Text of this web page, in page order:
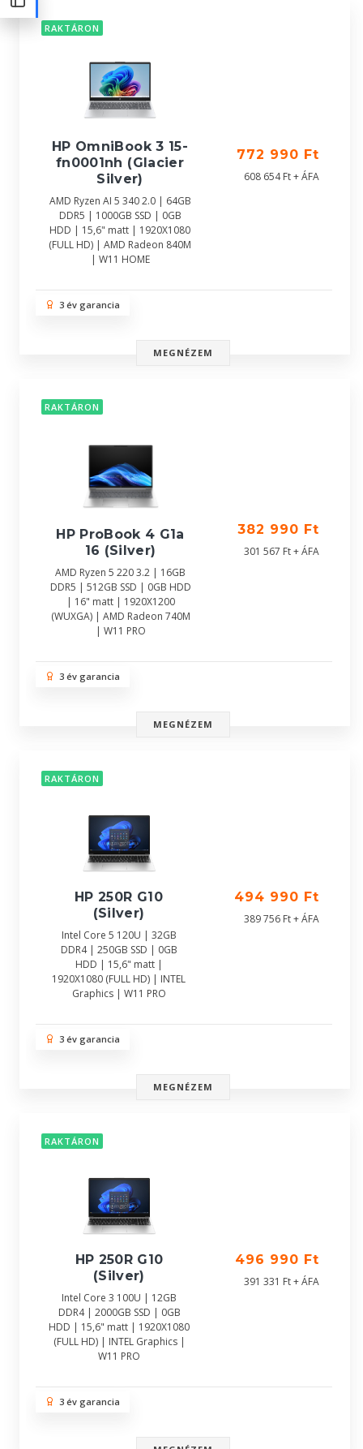
RAKTÁRON
HP OmniBook 3 15-
fn0001nh (Glacier
Silver)
AMD Ryzen AI 5 340 2.0 | 64GB
DDR5 | 1000GB SSD | 0GB
HDD | 15,6" matt | 1920X1080
(FULL HD) | AMD Radeon 840M
| W11 HOME
772 990 Ft
608 654 Ft + ÁFA
3 év garancia
MEGNÉZEM
RAKTÁRON
HP ProBook 4 G1a
16 (Silver)
AMD Ryzen 5 220 3.2 | 16GB
DDR5 | 512GB SSD | 0GB HDD
| 16" matt | 1920X1200
(WUXGA) | AMD Radeon 740M
| W11 PRO
382 990 Ft
301 567 Ft + ÁFA
3 év garancia
MEGNÉZEM
RAKTÁRON
HP 250R G10
(Silver)
Intel Core 5 120U | 32GB
DDR4 | 250GB SSD | 0GB
HDD | 15,6" matt |
1920X1080 (FULL HD) | INTEL
Graphics | W11 PRO
494 990 Ft
389 756 Ft + ÁFA
3 év garancia
MEGNÉZEM
RAKTÁRON
HP 250R G10
(Silver)
Intel Core 3 100U | 12GB
DDR4 | 2000GB SSD | 0GB
HDD | 15,6" matt | 1920X1080
(FULL HD) | INTEL Graphics |
W11 PRO
496 990 Ft
391 331 Ft + ÁFA
3 év garancia